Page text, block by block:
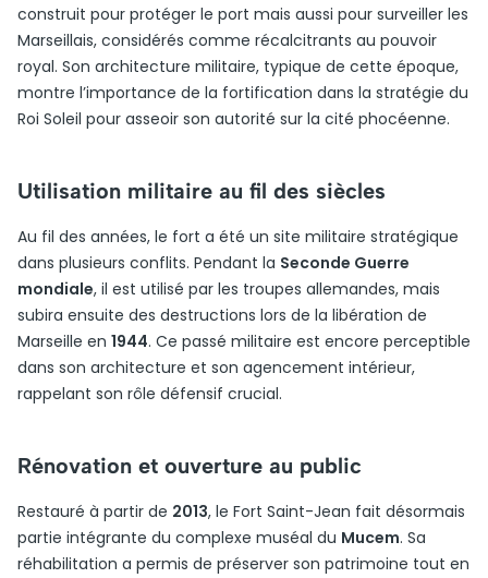
construit pour protéger le port mais aussi pour surveiller les
Marseillais, considérés comme récalcitrants au pouvoir
royal. Son architecture militaire, typique de cette époque,
montre l’importance de la fortification dans la stratégie du
Roi Soleil pour asseoir son autorité sur la cité phocéenne.
Utilisation militaire au fil des siècles
Au fil des années, le fort a été un site militaire stratégique
dans plusieurs conflits. Pendant la Seconde Guerre
mondiale, il est utilisé par les troupes allemandes, mais
subira ensuite des destructions lors de la libération de
Marseille en 1944. Ce passé militaire est encore perceptible
dans son architecture et son agencement intérieur,
rappelant son rôle défensif crucial.
Rénovation et ouverture au public
Restauré à partir de 2013, le Fort Saint-Jean fait désormais
partie intégrante du complexe muséal du Mucem. Sa
réhabilitation a permis de préserver son patrimoine tout en